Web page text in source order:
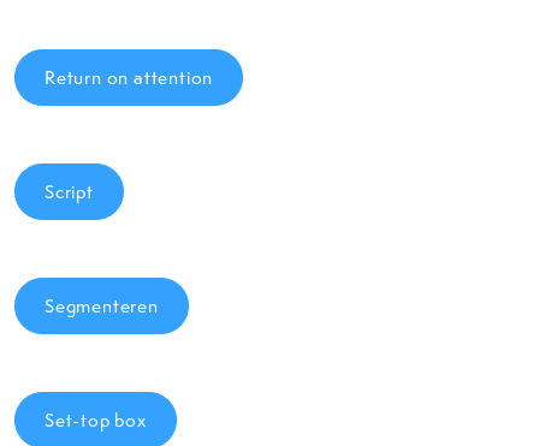
Return on attention
Script
Segmenteren
Set-top box